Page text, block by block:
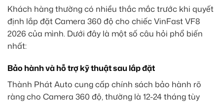
Khách hàng thường có nhiều thắc mắc trước khi quyết
định lắp đặt Camera 360 độ cho chiếc VinFast VF8
2026 của mình. Dưới đây là một số câu hỏi phổ biến
nhất:
Bảo hành và hỗ trợ kỹ thuật sau lắp đặt
Thành Phát Auto cung cấp chính sách bảo hành rõ
ràng cho Camera 360 độ, thường là 12-24 tháng tùy